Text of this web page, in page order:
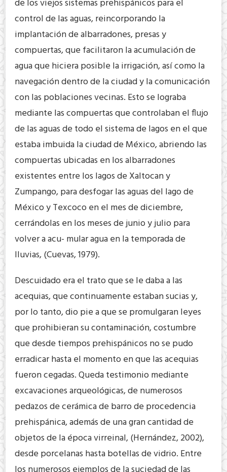
de los viejos sistemas prehispánicos para el
control de las aguas, reincorporando la
implantación de albarradones, presas y
compuertas, que facilitaron la acumulación de
agua que hiciera posible la irrigación, así como la
navegación dentro de la ciudad y la comunicación
con las poblaciones vecinas. Esto se lograba
mediante las compuertas que controlaban el flujo
de las aguas de todo el sistema de lagos en el que
estaba imbuida la ciudad de México, abriendo las
compuertas ubicadas en los albarradones
existentes entre los lagos de Xaltocan y
Zumpango, para desfogar las aguas del lago de
México y Texcoco en el mes de diciembre,
cerrándolas en los meses de junio y julio para
volver a acu- mular agua en la temporada de
lluvias, (Cuevas, 1979).
Descuidado era el trato que se le daba a las
acequias, que continuamente estaban sucias y,
por lo tanto, dio pie a que se promulgaran leyes
que prohibieran su contaminación, costumbre
que desde tiempos prehispánicos no se pudo
erradicar hasta el momento en que las acequias
fueron cegadas. Queda testimonio mediante
excavaciones arqueológicas, de numerosos
pedazos de cerámica de barro de procedencia
prehispánica, además de una gran cantidad de
objetos de la época virreinal, (Hernández, 2002),
desde porcelanas hasta botellas de vidrio. Entre